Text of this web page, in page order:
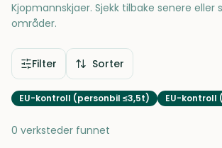
Kjopmannskjaer. Sjekk tilbake senere
områder.
Filter Sorter
EU-kontroll (personbil ≤3,5t) EU-kontroll
0 verksteder funnet